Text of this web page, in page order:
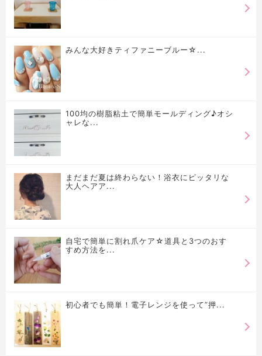
みんな大好きティファニーブルー☆...
100均の樹脂粘土で簡単モールディング♪オシ
ャレな...
まだまだ夏は終わらない！浴衣にピッタリな
大人ヘアア...
自宅で簡単に割れ爪ケア☆道具と3つのおす
すめ方法を...
初心者でも簡単！電子レンジを使って”押...